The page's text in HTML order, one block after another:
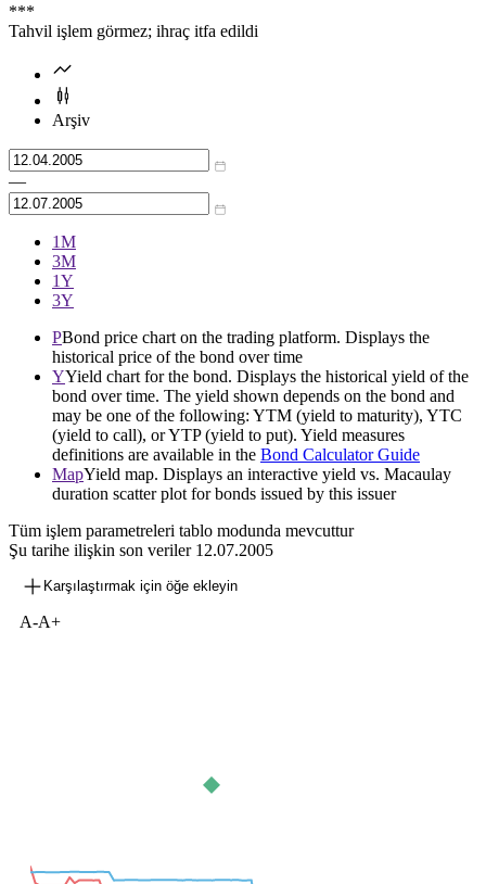
***
Tahvil işlem görmez; ihraç itfa edildi
Arşiv
—
1М
3М
1Y
3Y
PBond price chart on the trading platform. Displays the
historical price of the bond over time
YYield chart for the bond. Displays the historical yield of the
bond over time. The yield shown depends on the bond and
may be one of the following: YTM (yield to maturity), YTC
(yield to call), or YTP (yield to put). Yield measures
definitions are available in the Bond Calculator Guide
MapYield map. Displays an interactive yield vs. Macaulay
duration scatter plot for bonds issued by this issuer
Tüm işlem parametreleri tablo modunda mevcuttur
Şu tarihe ilişkin son veriler 12.07.2005
Karşılaştırmak için öğe ekleyin